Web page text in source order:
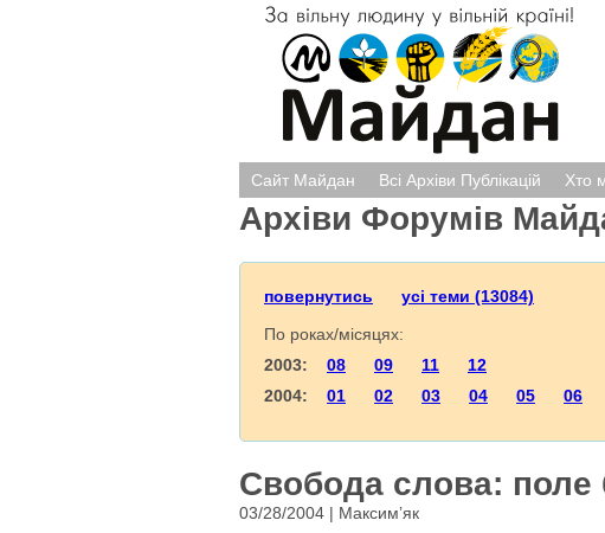
Сайт Майдан Всі Архіви Публікацій Хто
Архіви Форумів
повернутись
усі теми (13084)
По роках/місяцях:
2003: 08 09 11
12
2004: 01 02 03 04 05 06
Свобода слова:
03/28/2004 | Максим’як